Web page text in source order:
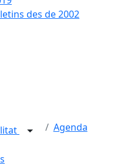
des de 2002
Agenda